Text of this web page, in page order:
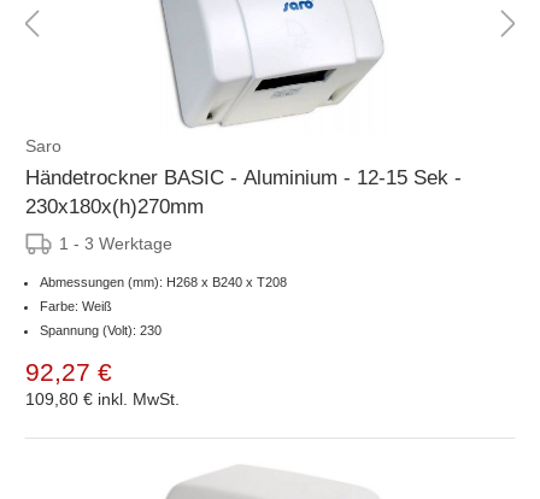
Saro
Händetrockner BASIC - Aluminium - 12-15 Sek -
230x180x(h)270mm
1 - 3 Werktage
Abmessungen (mm): H268 x B240 x T208
Farbe: Weiß
Spannung (Volt): 230
92,27 €
109,80 € inkl. MwSt.